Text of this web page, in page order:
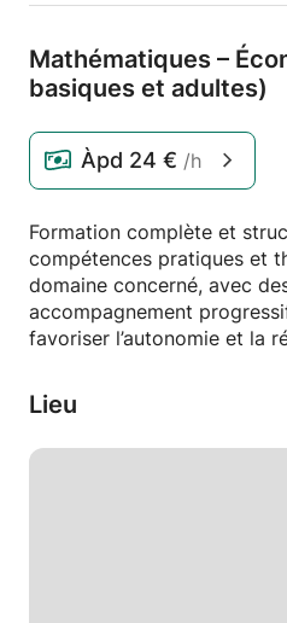
Mathématiques –
basiques et adultes)
Àpd 24 € /h
Formation complète et
compétences pratiques et
domaine concerné, avec
accompagnement
favoriser l’autonomie et la
Lieu